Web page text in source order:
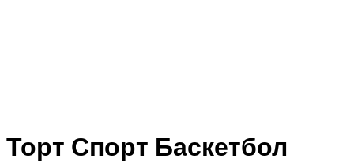
Торт Спорт Баскетбол